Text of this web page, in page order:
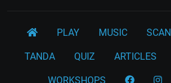
PLAY MUSIC SCAN
TANDA QUIZ ARTICLES
WORKSHOPS